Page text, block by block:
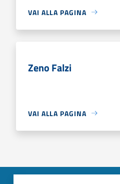
VAI ALLA PAGINA
Zeno Falzi
VAI ALLA PAGINA